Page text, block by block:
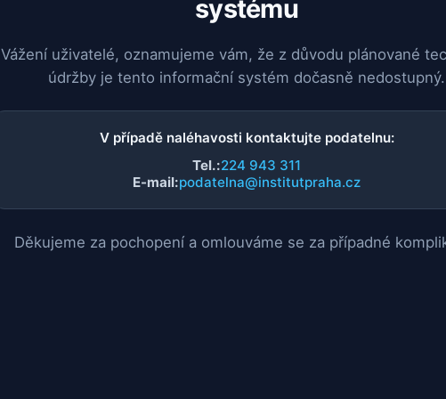
systému
Vážení uživatelé, oznamujeme vám, že z důvodu plánované
údržby je tento informační systém dočasně nedostupný.
V případě naléhavosti kontaktujte podatelnu:
Tel.:224 943 311
E-mail:podatelna@institutpraha.cz
Děkujeme za pochopení a omlouváme se za případné